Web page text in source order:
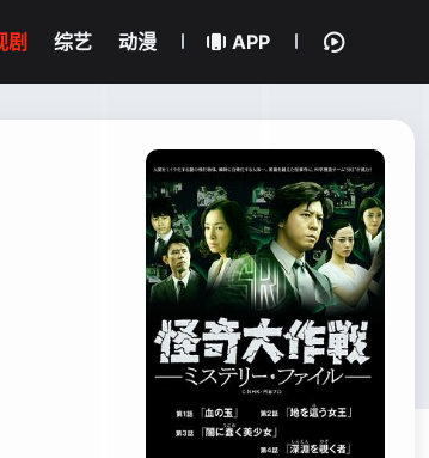
剧 综艺 动漫 APP